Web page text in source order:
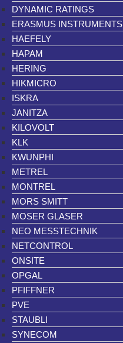
DYNAMIC RATINGS
ERASMUS INSTRUMENTS
HAEFELY
HAPAM
HERING
HIKMICRO
ISKRA
JANITZA
KILOVOLT
KLK
KWUNPHI
METREL
MONTREL
MORS SMITT
MOSER GLASER
NEO MESSTECHNIK
NETCONTROL
ONSITE
OPGAL
PFIFFNER
PVE
STAUBLI
SYNECOM